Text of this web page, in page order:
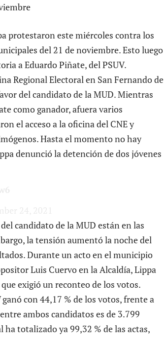
protestaron este miércoles contra los
del 21 de noviembre. Esto luego
a Eduardo Piñate, del PSUV.
Regional Electoral en San Fernando de
del candidato de la MUD. Mientras
como ganador, afuera varios
el acceso a la oficina del CNE y
Hasta el momento no hay
denunció la detención de dos jóvenes
candidato de la MUD están en las
la tensión aumentó la noche del
Durante un acto en el municipio
Luis Cuervo en la Alcaldía, Lippa
exigió un reconteo de los votos.
con 44,17 % de los votos, frente a
ambos candidatos es de 3.799
totalizado ya 99,32 % de las actas,